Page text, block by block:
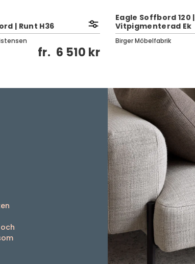
| Runt H36
fr. 6 510 kr
Eagle Soffbord 120 |
Vitpigmenterad Ek
Birger Möbelfabrik